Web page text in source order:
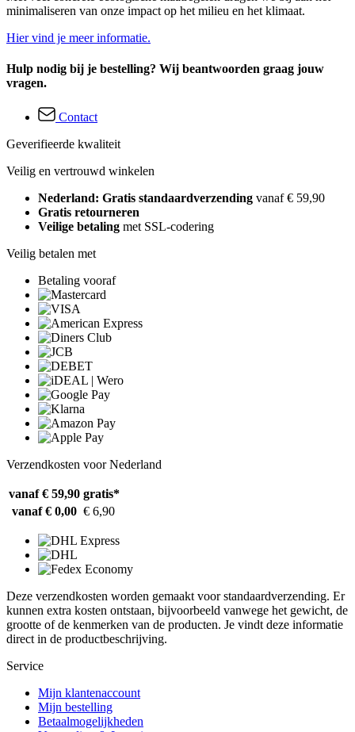
minimaliseren van onze impact op het milieu en het klimaat.
Hier vind je meer informatie.
Hulp nodig bij je bestelling? Wij beantwoorden graag jouw
vragen.
Contact
Geverifieerde kwaliteit
Veilig en vertrouwd winkelen
Nederland: Gratis standaardverzending vanaf € 59,90
Gratis retourneren
Veilige betaling met SSL-codering
Veilig betalen met
Betaling vooraf
Verzendkosten voor Nederland
vanaf € 59,90 gratis*
vanaf € 0,00 € 6,90
Deze verzendkosten worden gemaakt voor standaardverzending. Er
kunnen extra kosten ontstaan, bijvoorbeeld vanwege het gewicht, de
grootte of de kenmerken van de producten. Je vindt deze informatie
direct in de productbeschrijving.
Service
Mijn klantenaccount
Mijn bestelling
Betaalmogelijkheden